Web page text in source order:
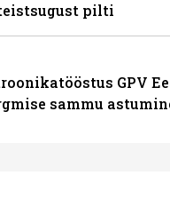
pilti
GPV
sammu